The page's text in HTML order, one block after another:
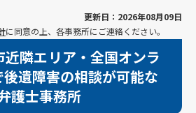
更新日：2026年08月09日
に同意の上、各事務所にご連絡ください。
近隣エリア・全国オンラ
遺障害の相談が可能な
護士事務所